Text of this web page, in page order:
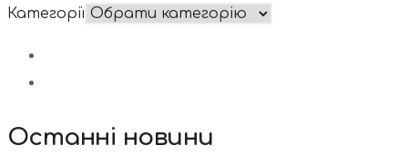
Категорії
Останні новини